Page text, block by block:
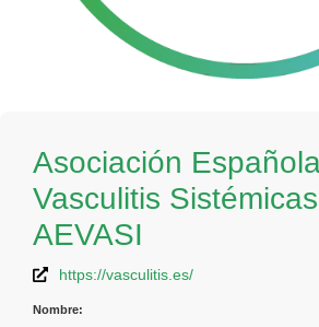
Asociación
Vasculitis
AEVASI
https://vasculitis.es/
Nombre: